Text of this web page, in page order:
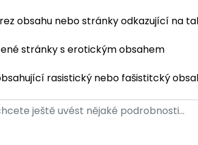
obsahu nebo stránky odkazující na
stránky s erotickým obsahem
rasistický nebo fašistitcký